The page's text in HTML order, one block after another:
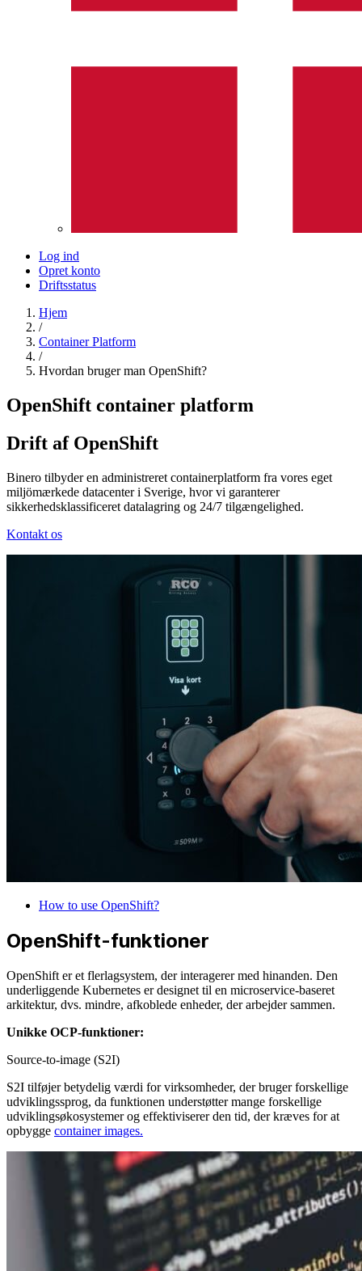
Log ind
Opret konto
Driftsstatus
Hjem
/
Container Platform
/
Hvordan bruger man OpenShift?
OpenShift container platform
Drift af OpenShift
Binero tilbyder en administreret containerplatform fra vores eget
miljömærkede datacenter i Sverige, hvor vi garanterer
sikkerhedsklassificeret datalagring og 24/7 tilgængelighed.
Kontakt os
How to use OpenShift?
OpenShift-funktioner
OpenShift er et flerlagsystem, der interagerer med hinanden. Den
underliggende Kubernetes er designet til en microservice-baseret
arkitektur, dvs. mindre, afkoblede enheder, der arbejder sammen.
Unikke OCP-funktioner:
Source-to-image (S2I)
S2I tilføjer betydelig værdi for virksomheder, der bruger forskellige
udviklingssprog, da funktionen understøtter mange forskellige
udviklingsøkosystemer og effektiviserer den tid, der kræves for at
opbygge container images.